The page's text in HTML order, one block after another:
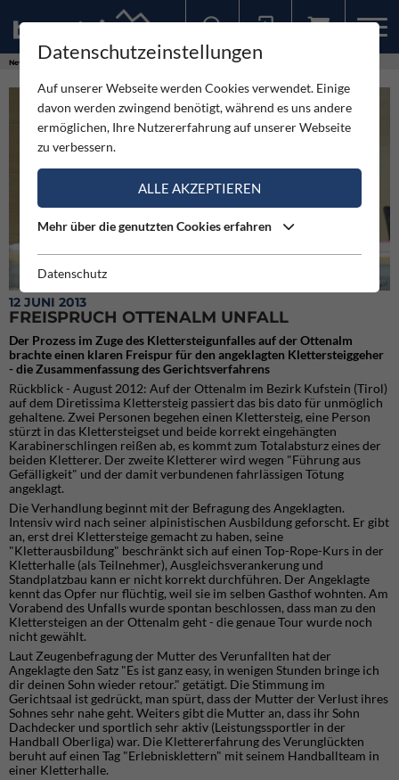
News
Der Angeklagte vor dem Richter - links der Sachverständige
12 JUNI 2013
FREISPRUCH OTTENALM UNFALL
Der Prozess im Zuge des Klettersteigunfalles auf der Ottenalm
brachte einen klaren Freispur für den angeklagten Klettersteiggeher
- die Zusammenfassung des Gerichtsverfahrens
Rückblick - August 2012: Auf der Ottenalm im Bezirk Kufstein (Tirol)
auf dem Diretissima Klettersteig passiert das bis dato für unmöglich
gehaltene. Zwei Personen begehen einen Klettersteig, eine Person
stürzt in das Klettersteigset und beide korrekt eingehängten
Karabinerschlingen reißen ab, es kommt zum Totalabsturz eines der
beiden Kletterer. Der zweite Kletterer wird wegen "Führung aus
Gefälligkeit" und der damit verbundenen fahrlässigen Tötung
angeklagt.
Die Verhandlung beginnt mit der Befragung des Angeklagten.
Intensiv wird nach seiner alpinistischen Ausbildung geforscht. Er gibt
an, erst drei Klettersteige gemacht zu haben, seine
"Kletterausbildung" beschränkt sich auf einen Top-Rope-Kurs in der
Kletterhalle (als Teilnehmer), Ausgleichsverankerung und
Standplatzbau kann er nicht korrekt durchführen. Der Angeklagte
kennt das Opfer nur flüchtig, weil sie im selben Gasthof wohnten. Am
Vorabend des Unfalls wurde spontan beschlossen, dass man zu den
Klettersteigen an der Ottenalm geht - die genaue Tour wurde noch
nicht gewählt.
Laut Zeugenbefragung der Mutter des Verunfallten hat der
Angeklagte den Satz "Es ist ganz easy, in wenigen Stunden bringe ich
dir deinen Sohn wieder retour." getätigt. Die Stimmung im
Gerichtsaal ist gedrückt, man spürt, dass der Mutter der Verlust ihres
Sohnes sehr nahe geht. Weiters gibt die Mutter an, dass ihr Sohn
Dachdecker und sportlich sehr aktiv (Leistungssportler in der
Handball Oberliga) war. Die Klettererfahrung des Verunglückten
beruht auf einen Tag "Erlebnisklettern" mit seinem Handballteam in
einer Kletterhalle.
Datenschutzeinstellungen
Auf unserer Webseite werden Cookies verwendet. Einige
davon werden zwingend benötigt, während es uns andere
ermöglichen, Ihre Nutzererfahrung auf unserer Webseite
zu verbessern.
ALLE AKZEPTIEREN
Mehr über die genutzten Cookies erfahren
Datenschutz